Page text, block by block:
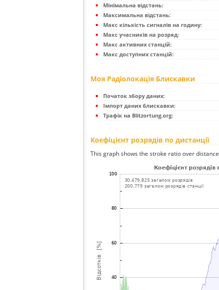
Мінімальна відстань:
Максимальна відстань:
Макс кількість сигналів на годину:
Макс учасників на розряд:
Макс активних станцій:
Макс доступних станцій:
Моя Радіолокація Блискавки
Початок збору даних:
Імпорт даних блискавки:
Трафік на Blitzortung.org:
Коефіцієнт розрядів по дистанції
This graph shows the stroke ratio over